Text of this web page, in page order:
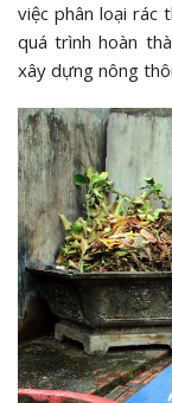
việc phân loại rác
quá trình hoàn
xây dựng nông